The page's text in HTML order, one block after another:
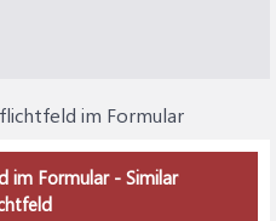
im Formular
im Formular - Similar